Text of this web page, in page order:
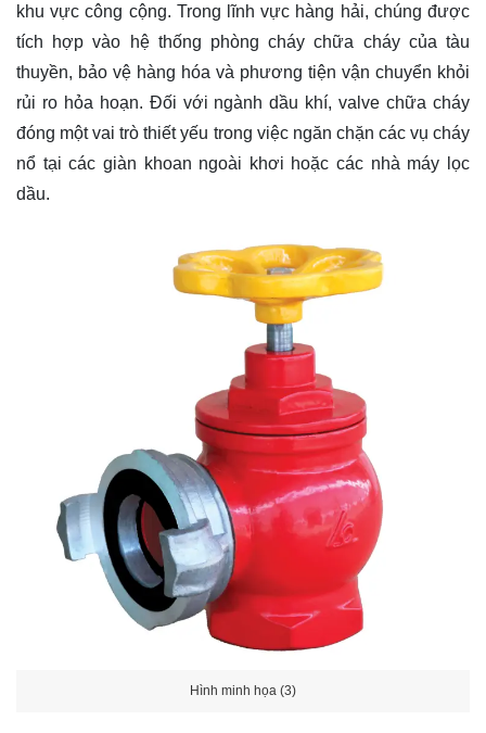
khu vực công cộng. Trong lĩnh vực hàng hải, chúng được
tích hợp vào hệ thống phòng cháy chữa cháy của tàu
thuyền, bảo vệ hàng hóa và phương tiện vận chuyển khỏi
rủi ro hỏa hoạn. Đối với ngành dầu khí, valve chữa cháy
đóng một vai trò thiết yếu trong việc ngăn chặn các vụ cháy
nổ tại các giàn khoan ngoài khơi hoặc các nhà máy lọc
dầu.
Hình minh họa (3)